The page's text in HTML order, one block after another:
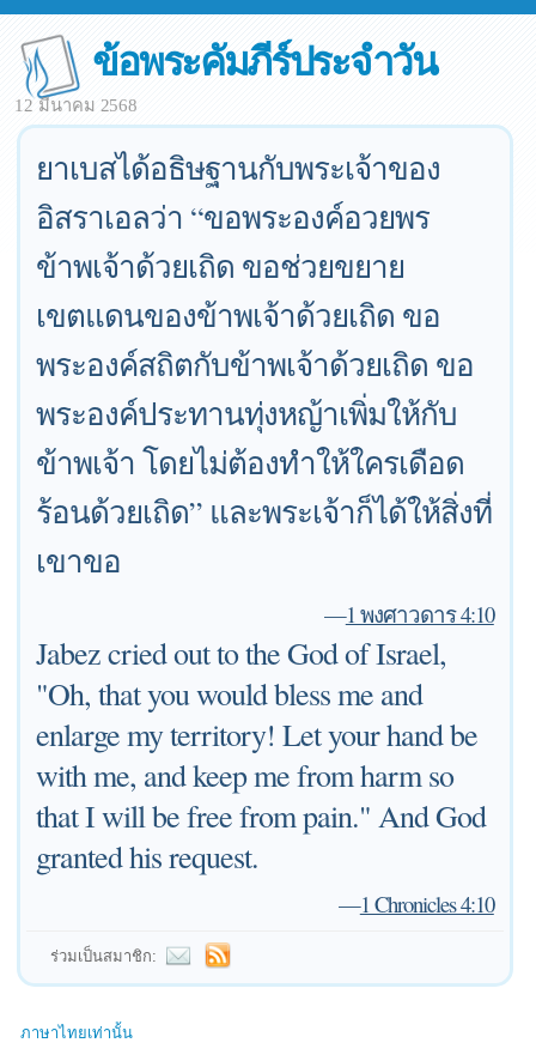
ข้อพระคัมภีร์ประจำวัน
12 มีนาคม 2568
ยาเบสได้อธิษฐานกับพระเจ้าของ
อิสราเอลว่า “ขอพระองค์อวยพร
ข้าพเจ้าด้วยเถิด ขอช่วยขยาย
เขตแดนของข้าพเจ้าด้วยเถิด ขอ
พระองค์สถิตกับข้าพเจ้าด้วยเถิด ขอ
พระองค์ประทานทุ่งหญ้าเพิ่มให้กับ
ข้าพเจ้า โดยไม่ต้องทำให้ใครเดือด
ร้อนด้วยเถิด” และพระเจ้าก็ได้ให้สิ่งที่
เขาขอ
—1 พงศาวดาร 4:10
Jabez cried out to the God of Israel,
"Oh, that you would bless me and
enlarge my territory! Let your hand be
with me, and keep me from harm so
that I will be free from pain." And God
granted his request.
—1 Chronicles 4:10
ร่วมเป็นสมาชิก:
ภาษาไทยเท่านั้น